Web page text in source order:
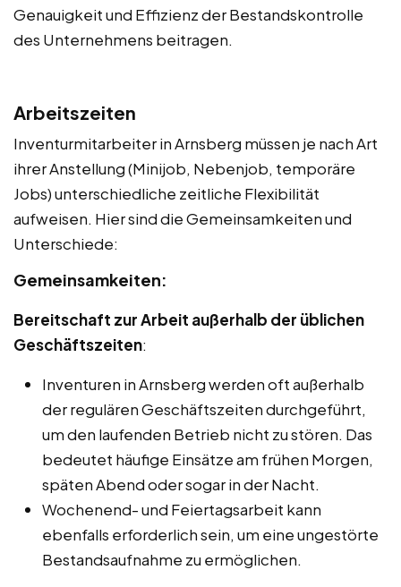
Genauigkeit und Effizienz der Bestandskontrolle
des Unternehmens beitragen.
Arbeitszeiten
Inventurmitarbeiter in Arnsberg müssen je nach Art
ihrer Anstellung (Minijob, Nebenjob, temporäre
Jobs) unterschiedliche zeitliche Flexibilität
aufweisen. Hier sind die Gemeinsamkeiten und
Unterschiede:
Gemeinsamkeiten:
Bereitschaft zur Arbeit außerhalb der üblichen
Geschäftszeiten:
Inventuren in Arnsberg werden oft außerhalb
der regulären Geschäftszeiten durchgeführt,
um den laufenden Betrieb nicht zu stören. Das
bedeutet häufige Einsätze am frühen Morgen,
späten Abend oder sogar in der Nacht.
Wochenend- und Feiertagsarbeit kann
ebenfalls erforderlich sein, um eine ungestörte
Bestandsaufnahme zu ermöglichen.